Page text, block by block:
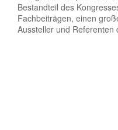
Bestandteil des
Fachbeiträgen, einen
Aussteller und Referenten